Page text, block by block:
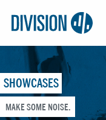
Logo:
Division4
SHOWCASES
MAKE SOME NOISE.